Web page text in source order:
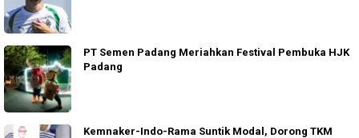
PT Semen Padang Meriahkan Festival Pembuka HJK
Padang
Kemnaker-Indo-Rama Suntik Modal, Dorong TKM